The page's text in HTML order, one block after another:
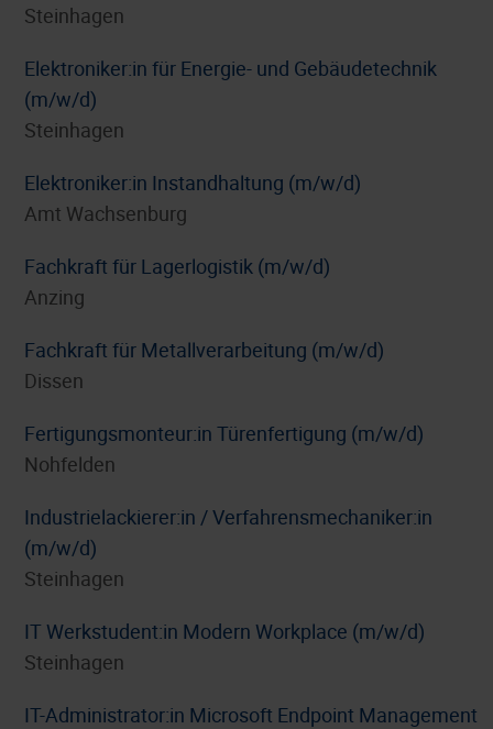
Steinhagen
Elektroniker:in für Energie- und Gebäudetechnik
(m/w/d)
Steinhagen
Elektroniker:in Instandhaltung (m/w/d)
Amt Wachsenburg
Fachkraft für Lagerlogistik (m/w/d)
Anzing
Fachkraft für Metallverarbeitung (m/w/d)
Dissen
Fertigungsmonteur:in Türenfertigung (m/w/d)
Nohfelden
Industrielackierer:in / Verfahrensmechaniker:in
(m/w/d)
Steinhagen
IT Werkstudent:in Modern Workplace (m/w/d)
Steinhagen
IT-Administrator:in Microsoft Endpoint Management